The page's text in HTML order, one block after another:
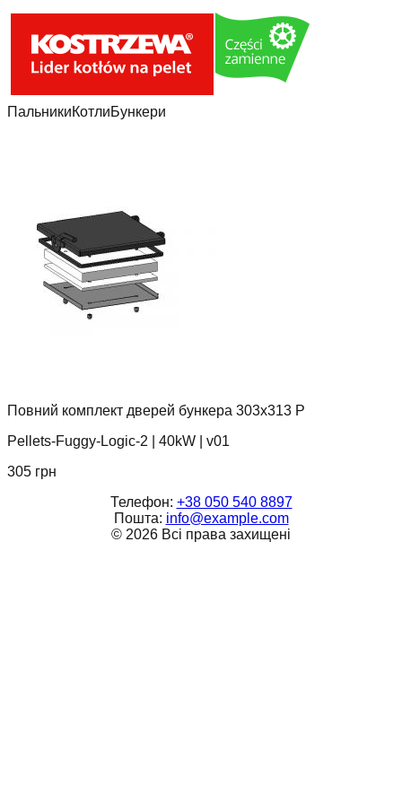
ПальникиКотлиБункери
Повний комплект дверей бункера 303x313 P
Pellets-Fuggy-Logic-2
40kW
v01
305 грн
Телефон: +38 050 540 8897
Пошта: info@example.com
© 2026 Всі права захищені